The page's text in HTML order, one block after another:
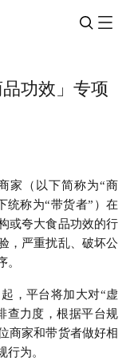
功效」专项
家（以下简称为“商
统称为“带货者”）在
或夸大食品功效的行
，严重扰乱、破坏公
，平台将加大对“虚
查力度，根据平台规
商家和带货者做好相
为。